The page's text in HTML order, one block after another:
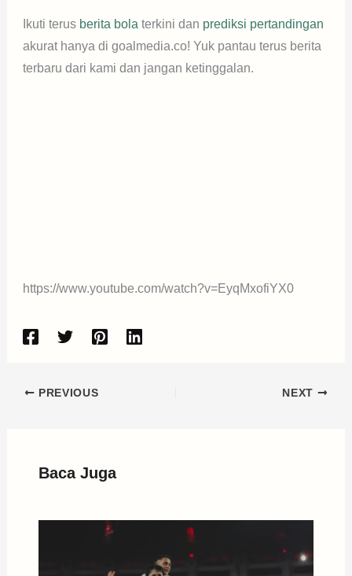
Ikuti terus berita bola terkini dan prediksi pertandingan
akurat hanya di goalmedia.co! Yuk pantau terus berita
terbaru dari kami dan jangan ketinggalan.
https://www.youtube.com/watch?v=EyqMxofiYX0
PREVIOUS NEXT
Baca Juga